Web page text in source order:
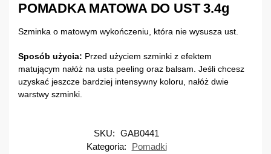
POMADKA MATOWA DO UST 3.4g
Szminka o matowym wykończeniu, która nie wysusza ust.
Sposób użycia: Przed użyciem szminki z efektem
matującym nałóż na usta peeling oraz balsam. Jeśli chcesz
uzyskać jeszcze bardziej intensywny koloru, nałóż dwie
warstwy szminki.
SKU: GAB0441
Kategoria:
Pomadki